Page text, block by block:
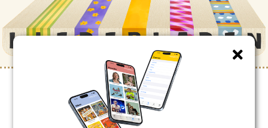
Kinderlieder zum Thema
”Yeti”